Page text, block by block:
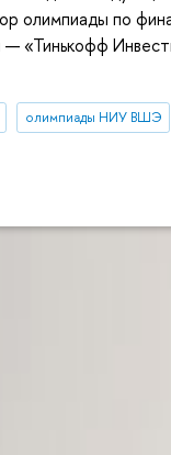
олимпиады по
«Тинькофф
олимпиады НИУ ВШЭ